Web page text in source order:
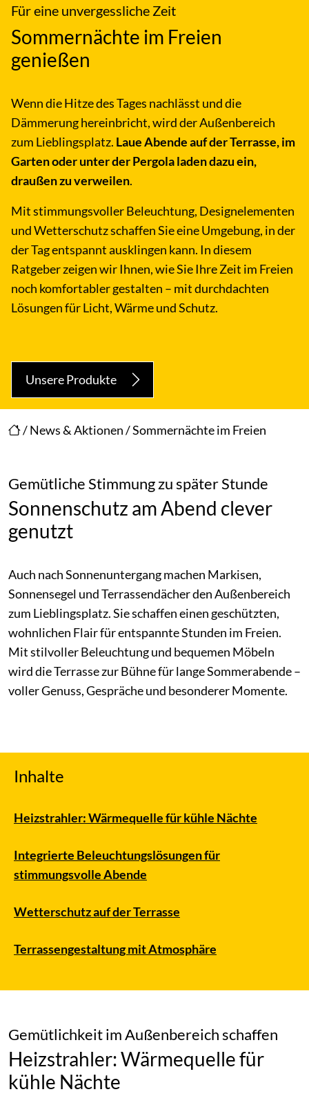
/News & Aktionen/Sommernächte im Freien
Für eine unvergessliche Zeit
Sommernächte im Freien
genießen
Wenn die Hitze des Tages nachlässt und die
Dämmerung hereinbricht, wird der Außenbereich
zum Lieblingsplatz. Laue Abende auf der Terrasse, im
Garten oder unter der Pergola laden dazu ein,
draußen zu verweilen.
Mit stimmungsvoller Beleuchtung, Designelementen
und Wetterschutz schaffen Sie eine Umgebung, in der
der Tag entspannt ausklingen kann. In diesem
Ratgeber zeigen wir Ihnen, wie Sie Ihre Zeit im Freien
noch komfortabler gestalten – mit durchdachten
Lösungen für Licht, Wärme und Schutz.
Unsere Produkte
Gemütliche Stimmung zu später Stunde
Sonnenschutz am Abend clever
genutzt
Auch nach Sonnenuntergang machen Markisen,
Sonnensegel und Terrassendächer den Außenbereich
zum Lieblingsplatz. Sie schaffen einen geschützten,
wohnlichen Flair für entspannte Stunden im Freien.
Mit stilvoller Beleuchtung und bequemen Möbeln
wird die Terrasse zur Bühne für lange Sommerabende –
voller Genuss, Gespräche und besonderer Momente.
Inhalte
Heizstrahler: Wärmequelle für kühle Nächte
Integrierte Beleuchtungslösungen für
stimmungsvolle Abende
Wetterschutz auf der Terrasse
Terrassengestaltung mit Atmosphäre
Gemütlichkeit im Außenbereich schaffen
Heizstrahler: Wärmequelle für
kühle Nächte